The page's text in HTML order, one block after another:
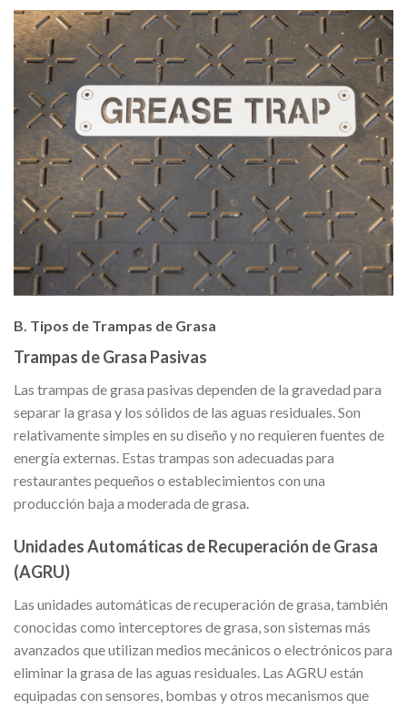
B. Tipos de Trampas de Grasa
Trampas de Grasa Pasivas
Las trampas de grasa pasivas dependen de la gravedad para
separar la grasa y los sólidos de las aguas residuales. Son
relativamente simples en su diseño y no requieren fuentes de
energía externas. Estas trampas son adecuadas para
restaurantes pequeños o establecimientos con una
producción baja a moderada de grasa.
Unidades Automáticas de Recuperación de Grasa
(AGRU)
Las unidades automáticas de recuperación de grasa, también
conocidas como interceptores de grasa, son sistemas más
avanzados que utilizan medios mecánicos o electrónicos para
eliminar la grasa de las aguas residuales. Las AGRU están
equipadas con sensores, bombas y otros mecanismos que